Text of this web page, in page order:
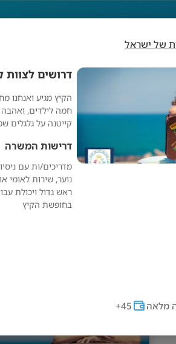
של ישראל
דרושים לצוות
הקיץ מגיע ואנחנו
חמה לילדים,
קייטנה על גלגלים
דרישות המשרה
מדריכים/ות עם
נוער, שירות לאומי
ראש גדול ויכולת
בחופשת הקיץ
מלאה 45+
קייטנה